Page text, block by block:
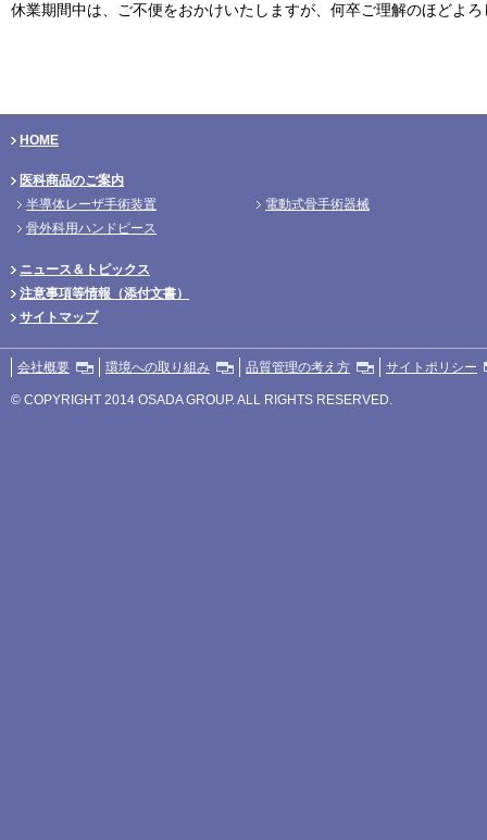
休業期間中は、ご不便をおかけいたしますが、何卒ご理解のほどよ
HOME
医科商品のご案内
半導体レーザ手術装置
電動式骨手術器械
骨外科用ハンドピース
ニュース＆トピックス
注意事項等情報（添付文書）
サイトマップ
会社概要 環境への取り組み 品質管理の考え方 サイトポリシー
© COPYRIGHT 2014 OSADA GROUP. ALL RIGHTS RESERVED.